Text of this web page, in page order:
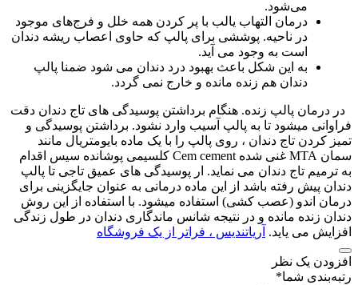
می‌شود.
درمان التهاب یالب با پر کردن همه خلل و فرج‌های موجود
در ناحیه. پوششی برای پالپ که حاوی اعصاب ريشه دندان
است به وجود می آید.
به این شکل باعث بهبود درد دندان می شود ضمنا پالپ
دندان هم زنده مانده و خارج نمی گردد.
در درمان پالپ زنده. هنگام برداشتن پوسیدگی های تاج دندان دقت
فراوانی میشود تا به پالپ آسیب وارد نشود. برداشتن پوسیدگی و
تمیز کردن تاج دندان ، روی پالپ را با یک ماده بایومتریال مانند
سمان MTA غنی شده Cem cement کلسیمی پوشانده سیس اقدام
به ترمیم تاج دندان می نماید. ار پوسیدگی های عميق تاجی تا پالپ
دندان پیش رفته باشد از اين ماده درمانی به عنوان جایگزینی برای
درمان اندو (عصب کشی) استفاده ميشود. با استفاده از اين روش
دندان زنده مانده و در نتیجه شانس ماندگاری دندان در طول زندگی
افزایش می یاید. آریاتندیس ، فراتر از یک فروشگاه
افزودن یک نظر
رتبه‌بندی شما*